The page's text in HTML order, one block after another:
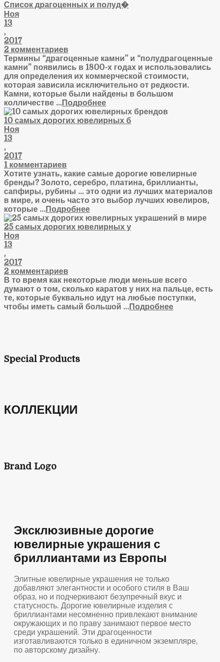
Список драгоценных и полуд�
Ноя
13
,
2017
2 комментариев
Термины “драгоценные камни” и “полудрагоценные
камни” появились в 1800-х годах и использовались
для определения их коммерческой стоимости,
которая зависила исключительно от редкости.
Камни, которые были найдены в большом
колличестве ...Подробнее
10 самых дорогих ювелирных б
Ноя
13
,
2017
1 комментариев
Хотите узнать, какие самые дорогие ювелирные
бренды? Золото, серебро, платина, бриллианты,
сапфиры, рубины … это одни из лучших материалов
в мире, и очень часто это выбор лучших ювелиров,
которые ...Подробнее
25 самых дорогих ювелирных у
Ноя
13
,
2017
2 комментариев
В то время как некоторые люди меньше всего
думают о том, сколько каратов у них на пальце, есть
те, которые буквально идут на любые поступки,
чтобы иметь самый большой ...Подробнее
Special Products
КОЛЛЕКЦИИ
Brand Logo
Эксклюзивные дорогие
ювелирные украшения с
бриллиантами из Европы
Элитные ювелирные украшения не только
добавляют элегантности и особого стиля в Ваш
образ, но и подчеркивают безупречный вкус и
статусность. Дорогие ювелирные изделия с
бриллиантами несомненно привлекают внимание
окружающих и по праву занимают первое место
среди украшений. Эти драгоценности
изготавливаются только в единичном экземпляре,
по авторскому дизайну.